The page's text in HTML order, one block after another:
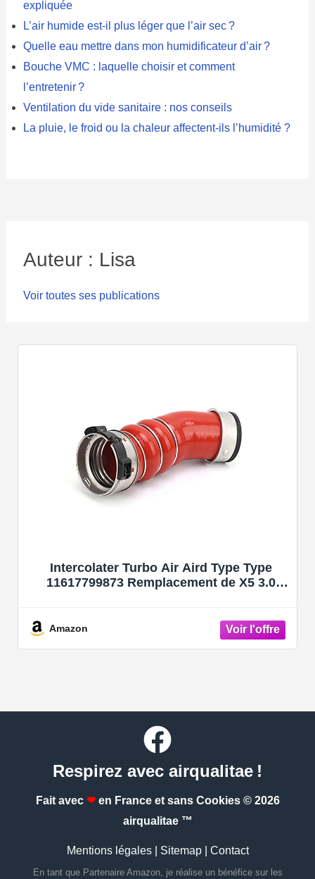
expliquée
L’air humide est-il plus léger que l’air sec ?
Quelle eau mettre dans mon humidificateur d’air ?
Bouche VMC : laquelle choisir et comment
l’entretenir ?
Ventilation du vide sanitaire : nos conseils
La pluie, le froid ou la chaleur affectent-ils l’humidité ?
Auteur : Lisa
Voir toutes ses publications
Intercolater Turbo Air Aird Type Type
11617799873 Remplacement de X5 3.0
Amazon
Respirez avec airqualitae !
Fait avec ❤en France et sans Cookies © 2026
airqualitae ™
Mentions légales| Sitemap| Contact
En tant que Partenaire Amazon, je réalise un bénéfice sur les